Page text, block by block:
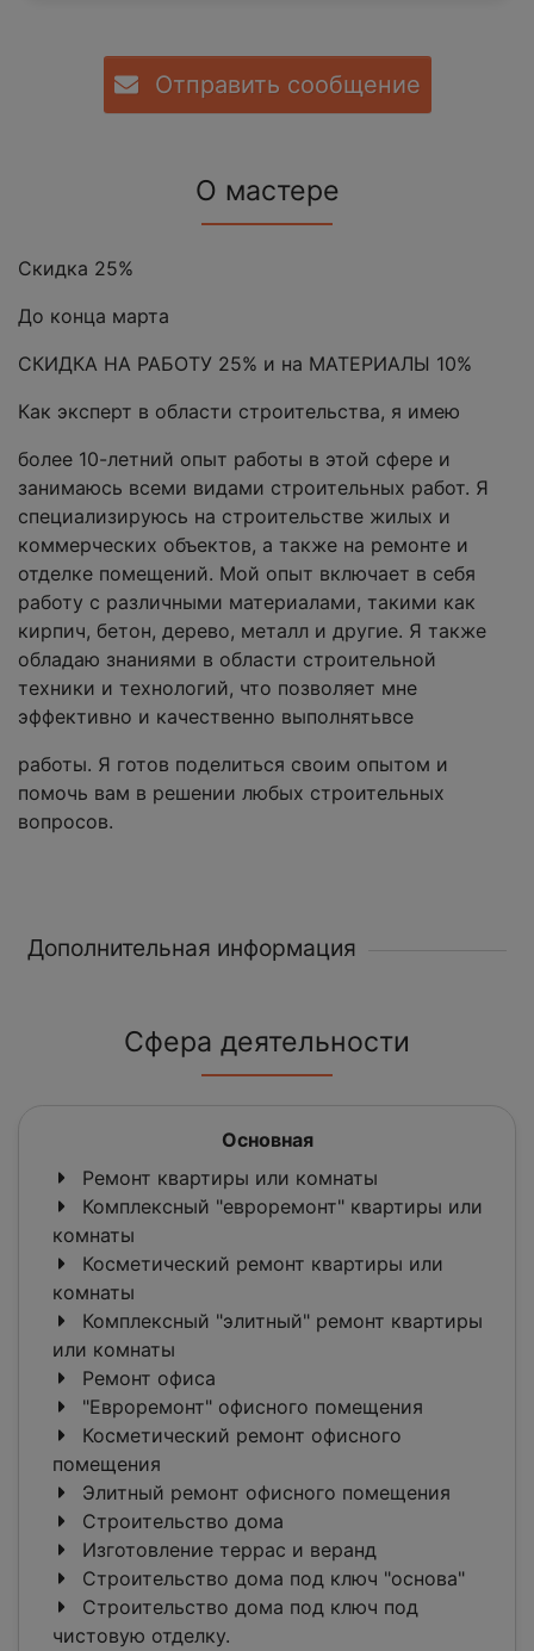
Отправить сообщение
О мастере
Скидка 25%
До конца марта
СКИДКА НА РАБОТУ 25% и на МАТЕРИАЛЫ 10%
Как эксперт в области строительства, я имею
более 10-летний опыт работы в этой сфере и
занимаюсь всеми видами строительных работ. Я
специализируюсь на строительстве жилых и
коммерческих объектов, а также на ремонте и
отделке помещений. Мой опыт включает в себя
работу с различными материалами, такими как
кирпич, бетон, дерево, металл и другие. Я также
обладаю знаниями в области строительной
техники и технологий, что позволяет мне
эффективно и качественно выполнятьвсе
работы. Я готов поделиться своим опытом и
помочь вам в решении любых строительных
вопросов.
Дополнительная информация
Сфера деятельности
Основная
Ремонт квартиры или комнаты
Комплексный "евроремонт" квартиры или
комнаты
Косметический ремонт квартиры или
комнаты
Комплексный "элитный" ремонт квартиры
или комнаты
Ремонт офиса
"Евроремонт" офисного помещения
Косметический ремонт офисного
помещения
Элитный ремонт офисного помещения
Строительство дома
Изготовление террас и веранд
Строительство дома под ключ "основа"
Строительство дома под ключ под
чистовую отделку.